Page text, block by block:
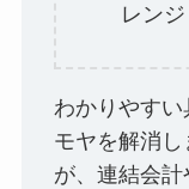
レン
わかりやす
モヤを解消
が、連結会